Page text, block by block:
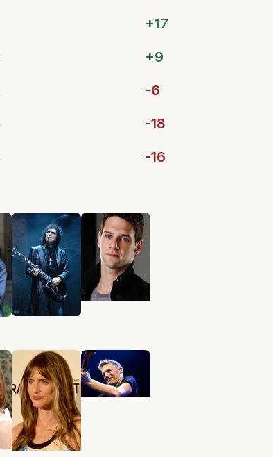
+17
+9
-6
-18
-16